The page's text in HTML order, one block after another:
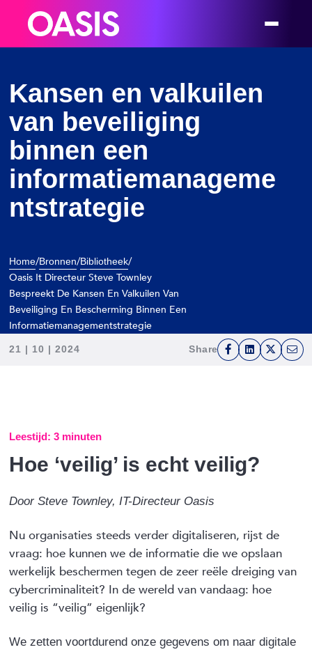
Kansen en valkuilen
van beveiliging
binnen een
informatiemanageme
ntstrategie
Home/Bronnen/Bibliotheek/
Oasis It Directeur Steve Townley
Bespreekt De Kansen En Valkuilen Van
Beveiliging En Bescherming Binnen Een
Informatiemanagementstrategie
21 | 10 | 2024 Share
F
L
I
T
E
Leestijd: 3 minuten
Hoe ‘veilig’ is echt veilig?
Door Steve Townley, IT-Directeur Oasis
Nu organisaties steeds verder digitaliseren, rijst de
vraag: hoe kunnen we de informatie die we opslaan
werkelijk beschermen tegen de zeer reële dreiging van
cybercriminaliteit? In de wereld van vandaag: hoe
veilig is “veilig” eigenlijk?
We zetten voortdurend onze gegevens om naar digitale